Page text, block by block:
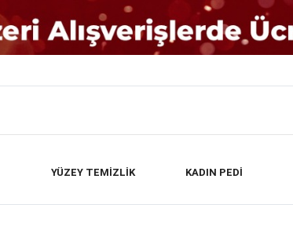
YÜZEY TEMİZLİK KADIN PEDİ